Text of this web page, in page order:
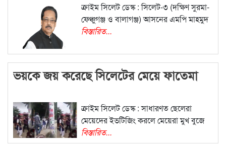
ক্রাইম সিলেট ডেস্ক : সিলেট-৩ (দক্ষিণ সুরমা-
ফেঞ্চুগঞ্জ ও বালাগঞ্জ) আসনের এমপি মাহমুদ
বিস্তারিত...
ভয়কে জয় করেছে সিলেটের মেয়ে ফাতেমা
ক্রাইম সিলেট ডেস্ক : সাধারণত ছেলেরা
মেয়েদের ইভটিজিং করলে মেয়েরা মুখ বুজে
বিস্তারিত...